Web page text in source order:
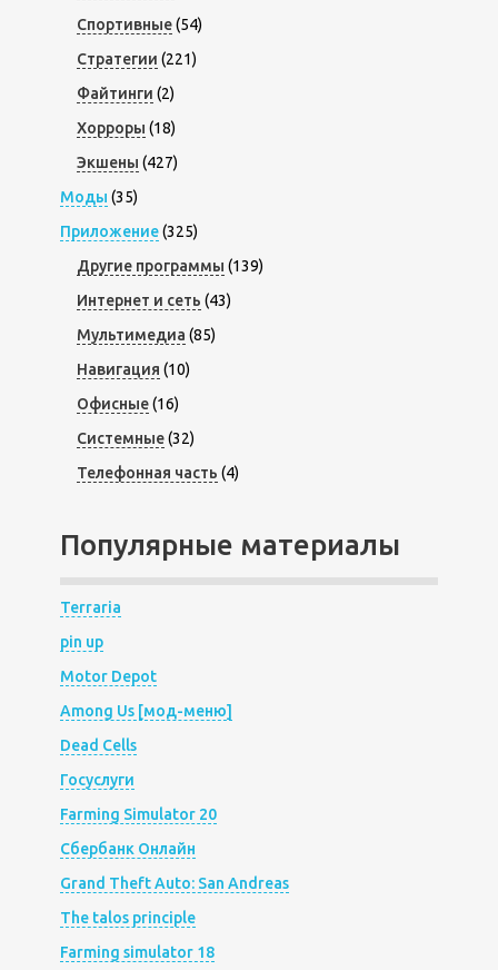
Спортивные(54)
Стратегии (221)
Файтинги (2)
Хорроры (18)
Экшены (427)
Моды (35)
Приложение(325)
Другие программы (139)
Интернет и сеть (43)
Мультимедиа (85)
Навигация (10)
Офисные(16)
Системные(32)
Телефонная часть (4)
Популярные материалы
Terraria
pin up
Motor Depot
Among Us [мод-меню]
Dead Cells
Госуслуги
Farming Simulator 20
Сбербанк Онлайн
Grand Theft Auto: San Andreas
The talos principle
Farming simulator 18